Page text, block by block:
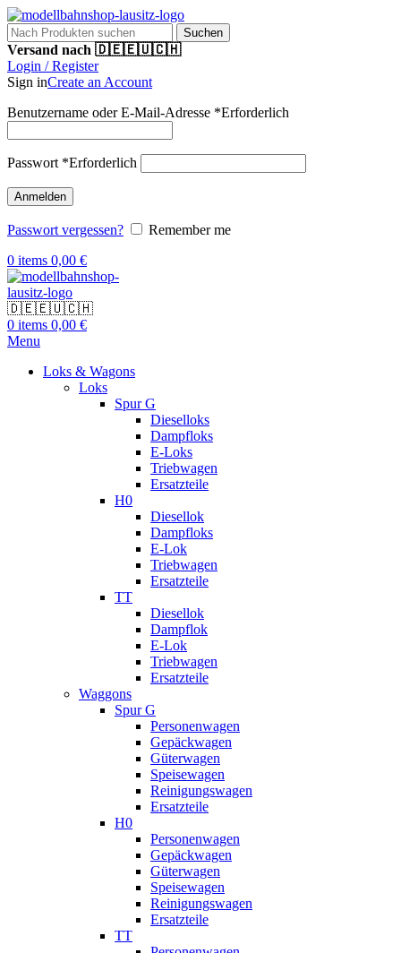
Suchen
Versand nach 🇩🇪🇪🇺🇨🇭
Login / Register
Sign inCreate an Account
Benutzername oder E-Mail-Adresse *Erforderlich
Passwort *Erforderlich
Anmelden
Passwort vergessen?
Remember me
0 items 0,00 €
🇩🇪🇪🇺🇨🇭
0 items 0,00 €
Menu
Loks & Wagons
Loks
Spur G
Dieselloks
Dampfloks
E-Loks
Triebwagen
Ersatzteile
H0
Diesellok
Dampfloks
E-Lok
Triebwagen
Ersatzteile
TT
Diesellok
Dampflok
E-Lok
Triebwagen
Ersatzteile
Waggons
Spur G
Personenwagen
Gepäckwagen
Güterwagen
Speisewagen
Reinigungswagen
Ersatzteile
H0
Personenwagen
Gepäckwagen
Güterwagen
Speisewagen
Reinigungswagen
Ersatzteile
TT